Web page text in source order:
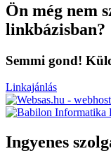
Ön még nem
linkbázisban?
Semmi gond!
Linkajánlás
Ingyenes